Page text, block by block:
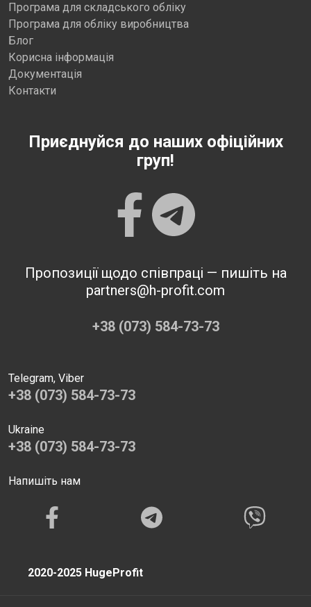
Програма для складського обліку
Програма для обліку виробництва
Блог
Корисна інформація
Документація
Контакти
Приєднуйся до наших офіційних
груп!
Пропозиції щодо співпраці — пишіть на
partners@h-profit.com
+38 (073) 584-73-73
Telegram, Viber
+38 (073) 584-73-73
Ukraine
+38 (073) 584-73-73
Напишіть нам
2020-2025 HugeProfit